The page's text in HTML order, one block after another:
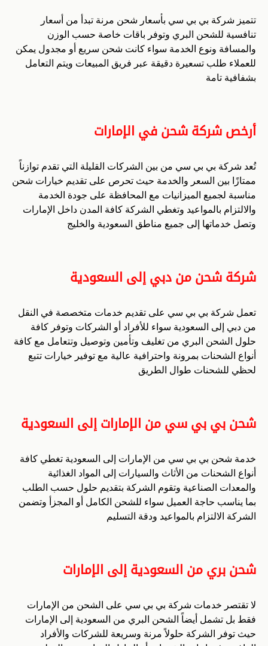
تتميز شركة بي بي سي بأسعار شحن مرنة تبدأ من أسعار
تنافسية للشحن البري وتوفر باقات خاصة حسب الوزن
والمسافة ونوع الخدمة سواء كانت شحن سريع أو مجدول يمكن
للعملاء طلب تسعيرة دقيقة عبر فريق المبيعات ويتم التعامل
بشفافية تامة
أرخص شركة شحن في الإمارات
تُعد شركة بي بي سي من بين الشركات القليلة التي تقدم توازناً
ممتازًا بين السعر والخدمة حيث تحرص على تقديم خيارات شحن
مناسبة لجميع الميزانيات مع المحافظة على جودة الخدمة
والالتزام بالمواعيد وتغطي الشركة كافة المدن داخل الإمارات
وتصل خدماتها إلى جميع مناطق السعودية والخليج
شركة شحن من دبي إلى السعودية
تعمل شركة بي بي سي على تقديم خدمات متخصصة في النقل
من دبي إلى السعودية سواء للأفراد أو الشركات وتوفر كافة
حلول الشحن البري من تغليف وتأمين وتوصيل وتتعامل مع كافة
أنواع الشحنات بمرونة واحترافية عالية مع توفير خيارات تتبع
لحظي للشحنات طوال الطريق
شحن بي بي سي من الإمارات إلى السعودية
خدمة شحن بي بي سي من الإمارات إلى السعودية تغطي كافة
أنواع الشحنات من الأثاث والسيارات إلى المواد الغذائية
والمعدات الصناعية وتقوم الشركة بتقديم حلول حسب الطلب
بما يناسب حاجة العميل سواء للشحن الكامل أو المجزأ وتضمن
الشركة الالتزام بالمواعيد ودقة التسليم
شحن بري من السعودية إلى الإمارات
لا تقتصر خدمات شركة بي بي سي على الشحن من الإمارات
فقط بل تشمل أيضاً الشحن البري من السعودية إلى الإمارات
حيث توفر الشركة حلولاً مرنة وسريعة للشركات والأفراد